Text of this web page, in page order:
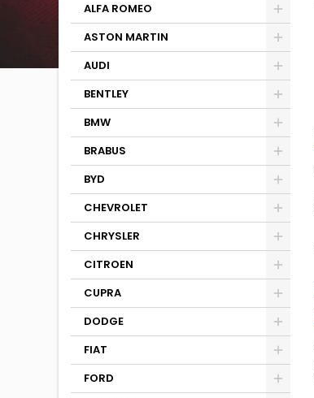
ALFA ROMEO
ASTON MARTIN
AUDI
BENTLEY
BMW
BRABUS
BYD
CHEVROLET
CHRYSLER
CITROEN
CUPRA
DODGE
FIAT
FORD